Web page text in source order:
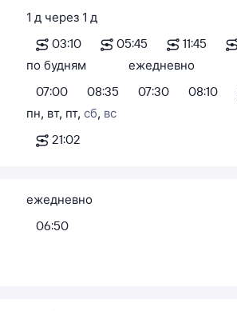
1 д через 1 д
03:10
05:45 11:45
по будням
07:00
08:35
ежедневно
07:30
08:10
пн, вт, пт, сб, вс
21:02
ежедневно
06:50